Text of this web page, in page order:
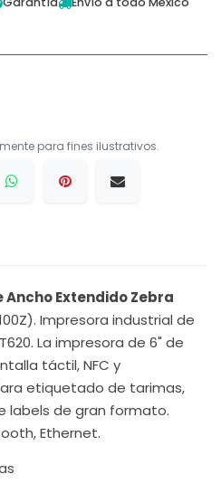
para fines ilustrativos.
Extendido Zebra
Impresora industrial de
La impresora de 6" de
táctil, NFC y
etiquetado de tarimas,
labels de gran formato.
Ethernet.